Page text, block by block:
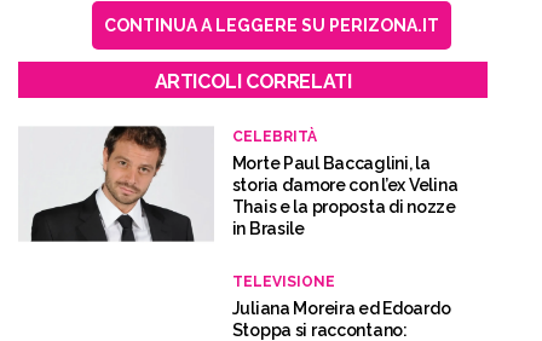
CONTINUA A LEGGERE SU PERIZONA.IT
ARTICOLI CORRELATI
CELEBRITÀ
Morte Paul Baccaglini, la
storia d’amore con l’ex Velina
Thais e la proposta di nozze
in Brasile
TELEVISIONE
Juliana Moreira ed Edoardo
Stoppa si raccontano: